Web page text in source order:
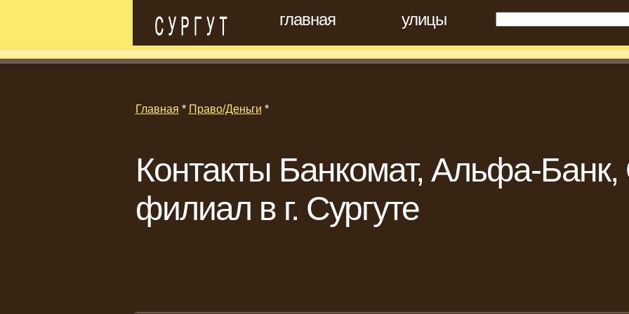
главная улицы
Главная * Право/Деньги *
Контакты Банкомат, Альфа-
филиал в г. Сургуте